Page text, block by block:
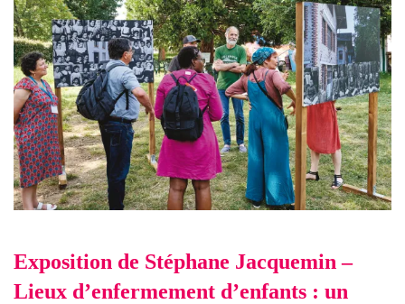
Exposition de Stéphane Jacquemin –
Lieux d’enfermement d’enfants : un